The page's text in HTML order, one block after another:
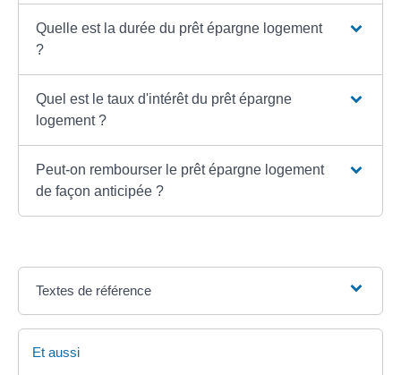
Quelle est la durée du prêt épargne logement
?
Quel est le taux d'intérêt du prêt épargne
logement ?
Peut-on rembourser le prêt épargne logement
de façon anticipée ?
Textes de référence
Et aussi